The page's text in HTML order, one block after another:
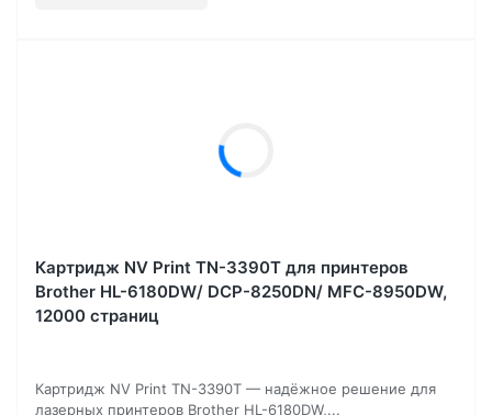
Картридж NV Print TN-3390T для принтеров
Brother HL-6180DW/ DCP-8250DN/ MFC-8950DW,
12000 страниц
Картридж NV Print TN-3390T — надёжное решение для
лазерных принтеров Brother HL-6180DW,...